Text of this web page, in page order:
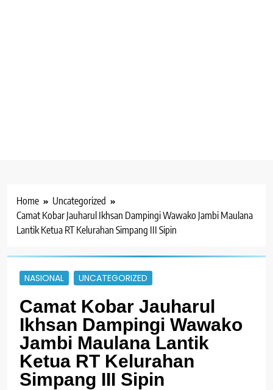
Home
Uncategorized
Camat Kobar Jauharul Ikhsan Dampingi Wawako Jambi Maulana
Lantik Ketua RT Kelurahan Simpang III Sipin
NASIONAL UNCATEGORIZED
Camat Kobar Jauharul
Ikhsan Dampingi Wawako
Jambi Maulana Lantik
Ketua RT Kelurahan
Simpang III Sipin